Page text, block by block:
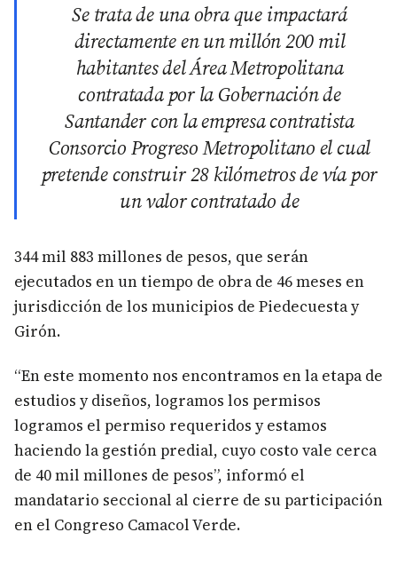
Se trata de una obra que impactará
directamente en un millón 200 mil
habitantes del Área Metropolitana
contratada por la Gobernación de
Santander con la empresa contratista
Consorcio Progreso Metropolitano el cual
pretende construir 28 kilómetros de vía por
un valor contratado de
344 mil 883 millones de pesos, que serán
ejecutados en un tiempo de obra de 46 meses en
jurisdicción de los municipios de Piedecuesta y
Girón.
“En este momento nos encontramos en la etapa de
estudios y diseños, logramos los permisos
logramos el permiso requeridos y estamos
haciendo la gestión predial, cuyo costo vale cerca
de 40 mil millones de pesos”, informó el
mandatario seccional al cierre de su participación
en el Congreso Camacol Verde.